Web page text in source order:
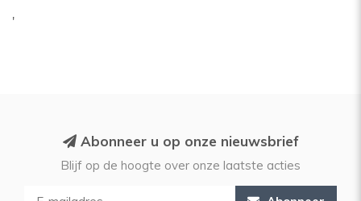
'
Abonneer u op onze nieuwsbrief
Blijf op de hoogte over onze laatste acties